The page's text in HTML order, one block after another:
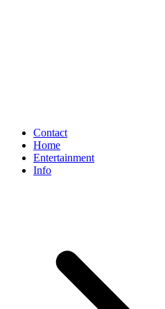
Contact
Home
Entertainment
Info